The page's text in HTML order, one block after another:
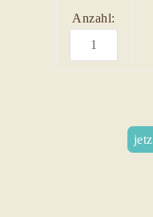
Anzahl: